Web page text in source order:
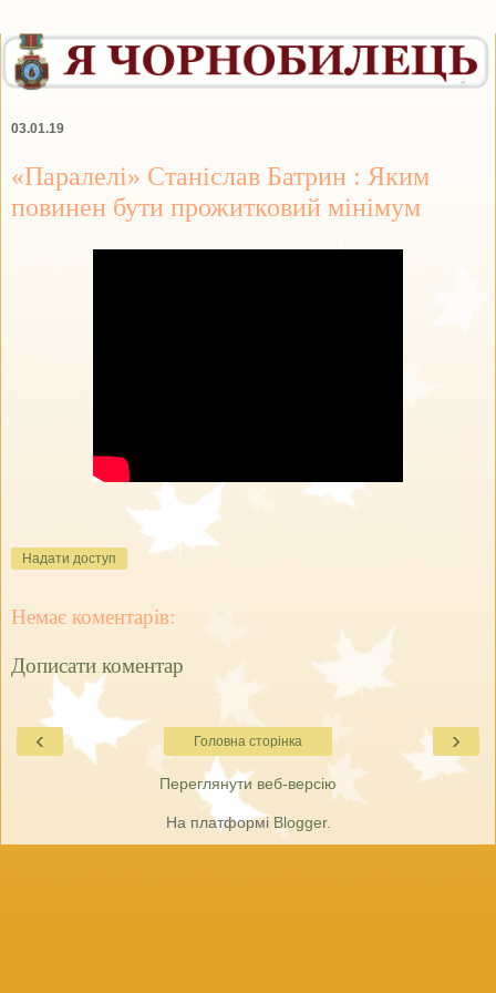
03.01.19
«Паралелі» Станіслав Батрин : Яким
повинен бути прожитковий мінімум
Надати доступ
Немає коментарів:
Дописати коментар
‹ ›
Головна сторінка
Переглянути веб-версію
На платформі Blogger.